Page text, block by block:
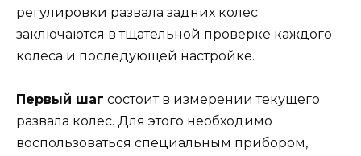
регулировки развала задних колес
заключаются в тщательной проверке каждого
колеса и последующей настройке.
Первый шаг состоит в измерении текущего
развала колес. Для этого необходимо
воспользоваться специальным прибором,